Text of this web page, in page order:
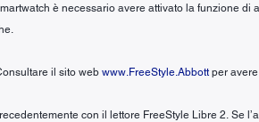
è necessario avere attivato la funzione
il sito web www.FreeStyle.Abbott per
con il lettore FreeStyle Libre 2. Se